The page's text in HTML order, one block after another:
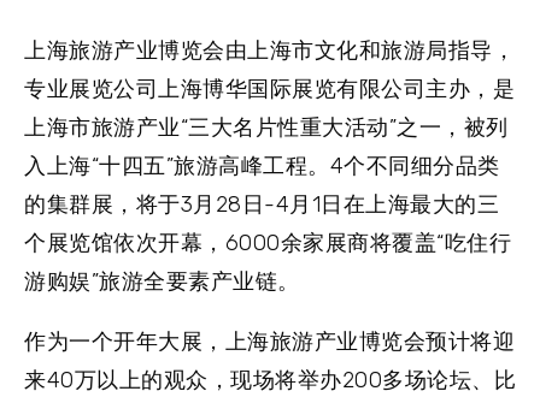
上海旅游产业博览会由上海市文化和旅游局指导，
专业展览公司上海博华国际展览有限公司主办，是
上海市旅游产业“三大名片性重大活动”之一，被列
入上海“十四五”旅游高峰工程。4个不同细分品类
的集群展，将于3月28日-4月1日在上海最大的三
个展览馆依次开幕，6000余家展商将覆盖“吃住行
游购娱”旅游全要素产业链。
作为一个开年大展，上海旅游产业博览会预计将迎
来40万以上的观众，现场将举办200多场论坛、比